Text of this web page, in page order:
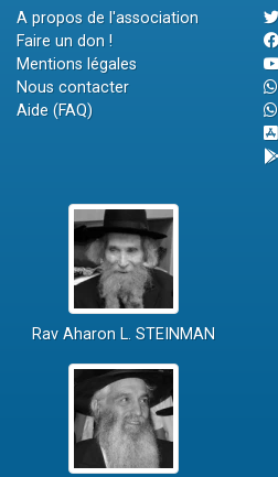
A propos de l'association
Faire un don !
Mentions légales
Nous contacter
Aide (FAQ)
Rav Aharon L. STEINMAN